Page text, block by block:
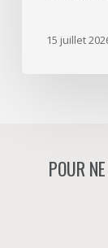
15 juillet
POUR